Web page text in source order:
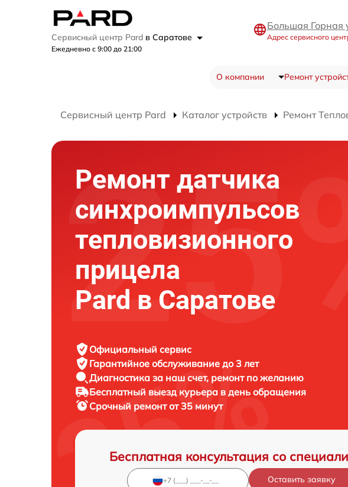
Сервисный центр Pard в Саратове
Ежедневно с 9:00 до 21:00
Большая Горная
Адрес сервисного
О компании Ремонт
Сервисный центр Pard Каталог устройств Ремонт
Ремонт датчика
синхроимпульсов
тепловизионного
прицела
Pard в Саратове
Официальный сервис
Гарантийное обслуживание до 3 лет
Диагностика за наш счет, ремонт по желанию
Бесплатный выезд курьера в день обращения
Срочный ремонтот 35 минут
Бесплатная консультация со
Оставить заявку